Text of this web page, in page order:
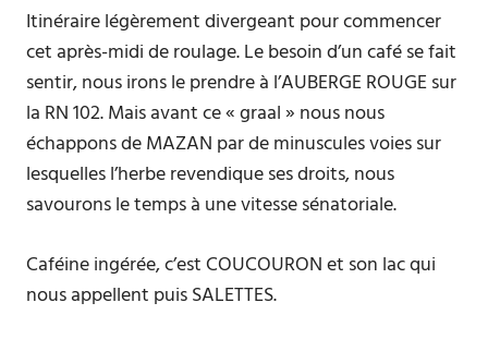
Itinéraire légèrement divergeant pour commencer
cet après-midi de roulage. Le besoin d’un café se fait
sentir, nous irons le prendre à l’AUBERGE ROUGE sur
la RN 102. Mais avant ce « graal » nous nous
échappons de MAZAN par de minuscules voies sur
lesquelles l’herbe revendique ses droits, nous
savourons le temps à une vitesse sénatoriale.
Caféine ingérée, c’est COUCOURON et son lac qui
nous appellent puis SALETTES.